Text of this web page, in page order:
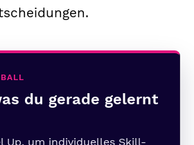
du gerade gelernt
Up, um individuelles Skill-